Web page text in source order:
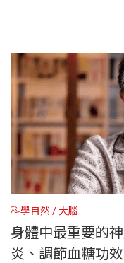
第三部 感官交響曲
第12章 方向感
第13章 性別差異
第14章 感官與情緒
第15章 敏感
第16章 改變的感覺
誌謝
《超級感官》改變
我大開眼界！
但「眼界」這種說
所有感官的界限！
—— 胡柏（
屢獲殊榮的科學與
科學家》雜誌的工
國心理學會，擔任
《超級感官》是她
書《Sane》、兩本
s》和《She,
得的獎項包括2017
獎、澳洲2010年度
獎年度作家、以及
書號
出版社
裝幀
開本
科學自然 大腦
身體中最重要的
炎、調節血糖功